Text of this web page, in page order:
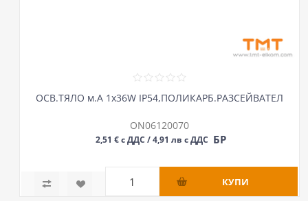
ОСВ.ТЯЛО м.А 1х36W IP54,ПОЛИКАРБ.РАЗСЕЙВАТЕЛ
ON06120070
2,51 € с ДДС / 4,91 лв с ДДС БР